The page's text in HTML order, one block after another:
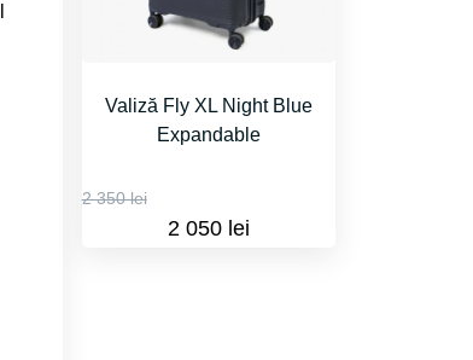
Valiză Fly XL Night Blue
Expandable
2 350 lei
2 050 lei